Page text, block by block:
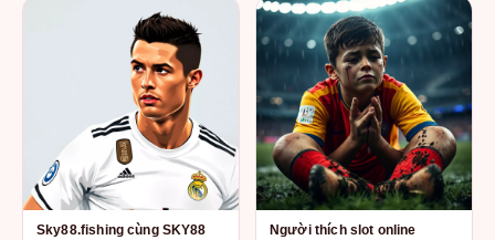
Sky88.fishing cùng SKY88
Người thích slot online